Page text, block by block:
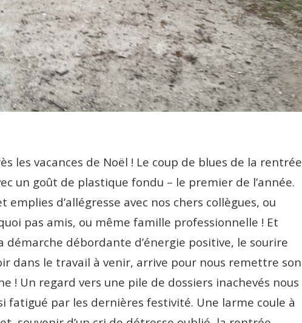
les vacances de Noël ! Le coup de blues de la rentrée
un goût de plastique fondu – le premier de l’année.
d’allégresse avec nos chers collègues, ou
pas amis, ou même famille professionnelle ! Et
démarche débordante d’énergie positive, le sourire
dans le travail à venir, arrive pour nous remettre son
! Un regard vers une pile de dossiers inachevés nous
fatigué par les dernières festivité. Une larme coule à